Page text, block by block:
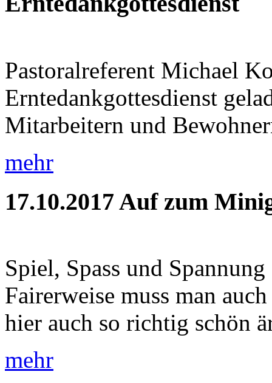
Pastoralreferent Michael
Erntedankgottesdienst
Mitarbeitern und
mehr
17.10.2017 Auf zum
Spiel, Spass und
Fairerweise muss man
hier auch so richtig schön
mehr